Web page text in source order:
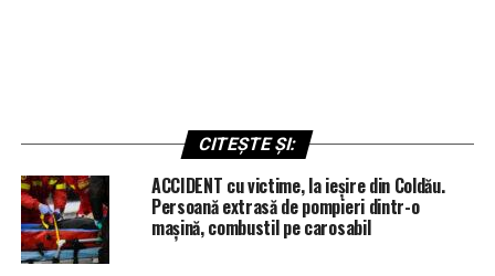
CITEȘTE ȘI:
ACCIDENT cu victime, la ieșire din Coldău.
Persoană extrasă de pompieri dintr-o
mașină, combustil pe carosabil